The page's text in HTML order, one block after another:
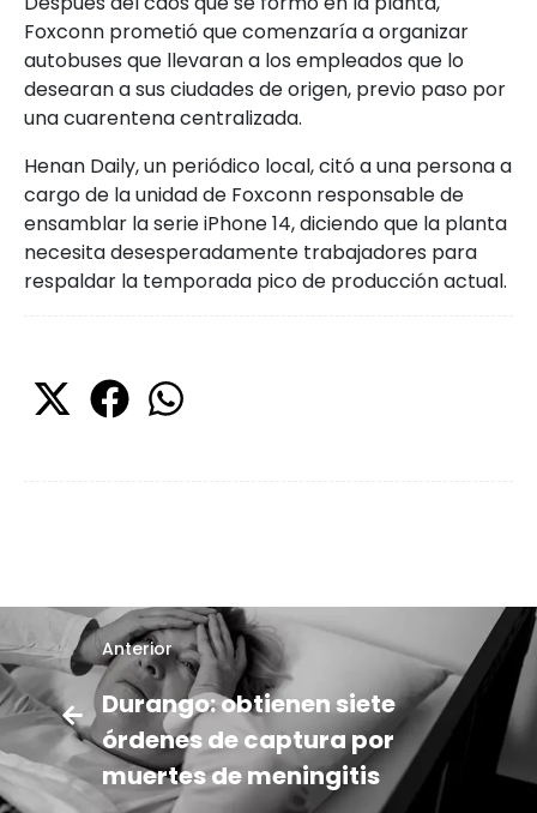
Foxconn prometió que comenzaría a organizar
autobuses que llevaran a los empleados que lo
desearan a sus ciudades de origen, previo paso por
una cuarentena centralizada.
Henan Daily, un periódico local, citó a una persona a
cargo de la unidad de Foxconn responsable de
ensamblar la serie iPhone 14, diciendo que la planta
necesita desesperadamente trabajadores para
respaldar la temporada pico de producción actual.
Anterior
Durango: obtienen siete
órdenes de captura por
muertes de meningitis